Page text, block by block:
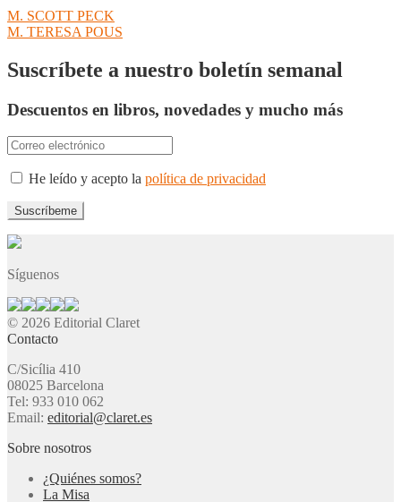
Navegación
de
entradas
Anterior:
M. SCOTT PECK
Siguiente:
M. TERESA POUS
Suscríbete a nuestro boletín semanal
Descuentos en libros, novedades y mucho más
He leído y acepto la política de privacidad
Síguenos
© 2026 Editorial Claret
Contacto
C/Sicília 410
08025 Barcelona
Tel: 933 010 062
Email: editorial@claret.es
Sobre nosotros
¿Quiénes somos?
La Misa